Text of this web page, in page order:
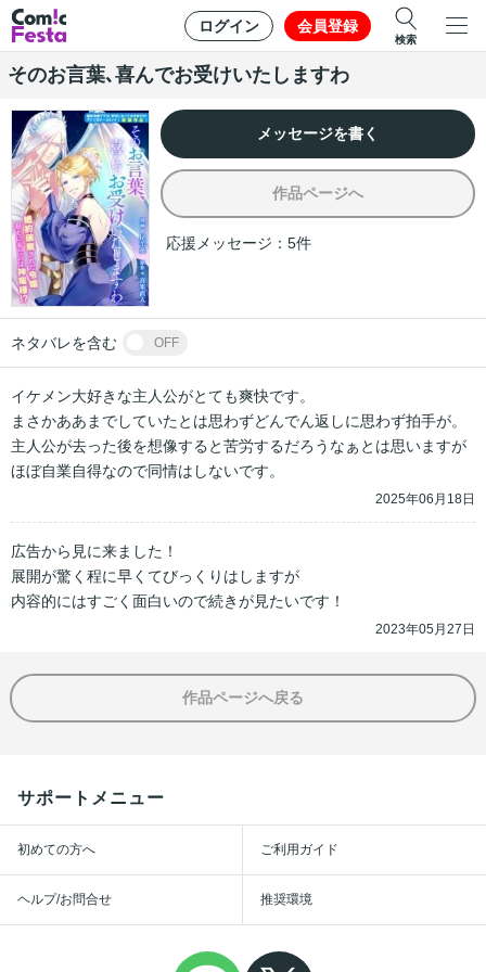
ログイン 会員登録
検索
そのお言葉､喜んでお受けいたしますわ
メッセージを書く
作品ページへ
応援メッセージ：5件
ネタバレを含む OFF
イケメン大好きな主人公がとても爽快です。
まさかああまでしていたとは思わずどんでん返しに思わず拍手が。
主人公が去った後を想像すると苦労するだろうなぁとは思いますが
ほぼ自業自得なので同情はしないです。
2025年06月18日
広告から見に来ました！
展開が驚く程に早くてびっくりはしますが
内容的にはすごく面白いので続きが見たいです！
2023年05月27日
作品ページへ戻る
サポートメニュー
初めての方へ ご利用ガイド
ヘルプ/お問合せ 推奨環境